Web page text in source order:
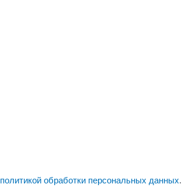
политикой обработки персональных данных.